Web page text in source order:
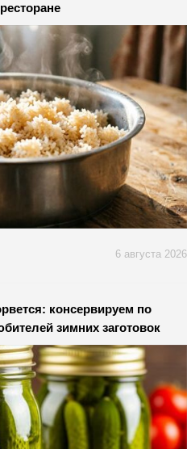
6 августа 2026
консервируем по
зимних заготовок